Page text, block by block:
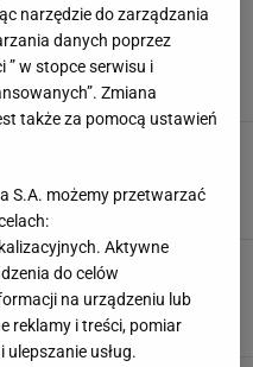
Masti opublikowała film z
ocenia.
ale..."
23 MARCA 2026, 11:50
2026, 20:45
płeć i imię dziecka
2026, 14:43
narzędzie do zarządzania
danych poprzez
” w stopce serwisu i
Zmiana
także za pomocą ustawień
S.A. możemy przetwarzać
Aktywne
do celów
na urządzeniu lub
reklamy i treści, pomiar
usług.